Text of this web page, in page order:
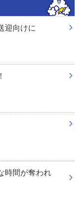
迎向けに
時間が奪われ